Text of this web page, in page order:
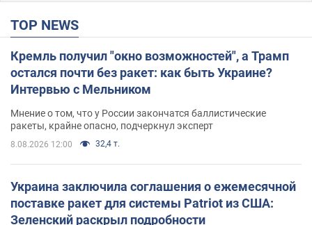
TOP NEWS
Кремль получил "окно возможностей", а Трамп
остался почти без ракет: как быть Украине?
Интервью с Мельником
Мнение о том, что у России закончатся баллистические
ракеты, крайне опасно, подчеркнул эксперт
8.08.2026 12:00 32,4 т.
Украина заключила соглашения о ежемесячной
поставке ракет для системы Patriot из США:
Зеленский раскрыл подробности